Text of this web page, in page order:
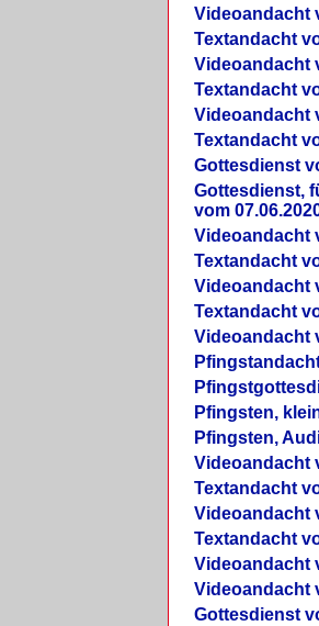
Videoandacht
Textandacht
Videoandacht
Textandacht
Videoandacht
Textandacht
Gottesdienst
Gottesdienst,
vom
Videoandacht
Textandacht
Videoandacht
Textandacht
Videoandacht
Pfingsten,
Pfingsten,
Videoandacht
Textandacht
Videoandacht
Textandacht
Videoandacht
Videoandacht
Gottesdienst